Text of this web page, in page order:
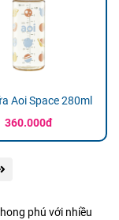
Aoi Space 280ml
360.000đ
phú với nhiều